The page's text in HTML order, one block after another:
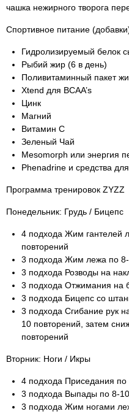
чашка нежирного творога
Спортивное питание
Гидролизируемый белок
Рыбий жир (6 в день)
Поливитаминный пакет
Xtend для BCAA’s
Цинк
Магний
Витамин C
Зеленый Чай
Mesomorph или энергия
Phenadrine и средства
Программа тренировок ZYZZ
Понедельник: Грудь / Бицепс
4 подхода Жим гантелей
повторений
3 подхода Жим лежа по 8-
3 подхода Розводы на
3 подхода Отжимания на
3 подхода Бицепс со
3 подхода Сгибание рук
10 повторений, затем
повторений
Вторник: Ноги / Икры
4 подхода Приседания по
3 подхода Выпады по 8-
3 подхода Жим ногами